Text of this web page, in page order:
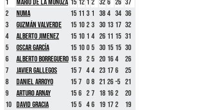
1
Mario De La Muñoza 15 12 1 2 32 6 26 37
2
Numa 15 11 3 1 38 4 34 36
3
Guzmán Valverde 15 10 2 3 30 13 17 32
4
Alberto Jimenez 15 10 1 4 26 11 15 31
5
Oscar García 15 10 0 5 30 15 15 30
6
Alberto Borreguero 15 8 2 5 20 16 4
26
7
Javier Gallegos 15 7 4 4 23 17 6
25
8
Daniel Arroyo 15 7 0 8 21 26 -5 21
9
Arturo Arnay 15 6 2 7 18 16 2
20
10 David Gracia 15 5 4 6 19 17 2
19